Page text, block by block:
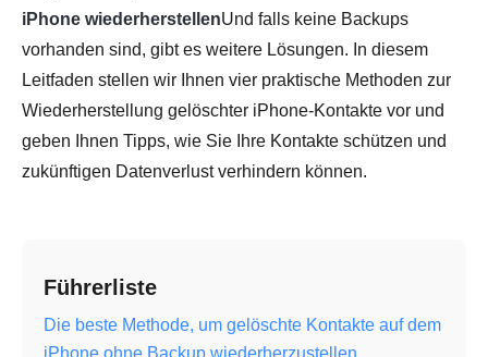
iPhone wiederherstellenUnd falls keine Backups
vorhanden sind, gibt es weitere Lösungen. In diesem
Leitfaden stellen wir Ihnen vier praktische Methoden zur
Wiederherstellung gelöschter iPhone-Kontakte vor und
geben Ihnen Tipps, wie Sie Ihre Kontakte schützen und
zukünftigen Datenverlust verhindern können.
Führerliste
Die beste Methode, um gelöschte Kontakte auf dem
iPhone ohne Backup wiederherzustellen